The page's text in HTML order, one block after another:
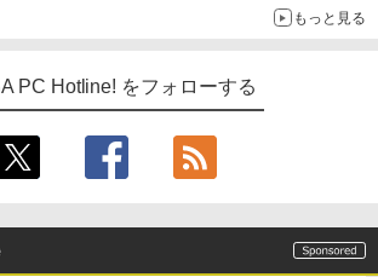
もっと見る
PC Hotline! をフォローする